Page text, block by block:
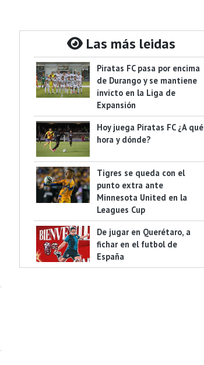
Las más leidas
Piratas FC pasa por encima
de Durango y se mantiene
invicto en la Liga de
Expansión
Hoy juega Piratas FC ¿A qué
hora y dónde?
Tigres se queda con el
punto extra ante
Minnesota United en la
Leagues Cup
De jugar en Querétaro, a
fichar en el futbol de
España